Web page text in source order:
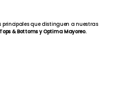
principales que distinguen a nuestras
& Bottoms y Optima Mayoreo.